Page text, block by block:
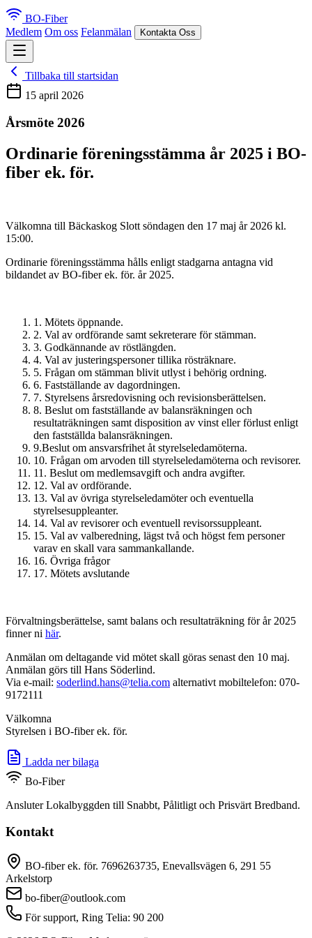
BO-Fiber
Medlem Om oss Felanmälan Kontakta Oss
Tillbaka till startsidan
15 april 2026
Årsmöte 2026
Ordinarie föreningsstämma år 2025 i BO-
fiber ek. för.
Välkomna till Bäckaskog Slott söndagen den 17 maj år 2026 kl.
15:00.
Ordinarie föreningsstämma hålls enligt stadgarna antagna vid
bildandet av BO-fiber ek. för. år 2025.
1. Mötets öppnande.
2. Val av ordförande samt sekreterare för stämman.
3. Godkännande av röstlängden.
4. Val av justeringspersoner tillika rösträknare.
5. Frågan om stämman blivit utlyst i behörig ordning.
6. Fastställande av dagordningen.
7. Styrelsens årsredovisning och revisionsberättelsen.
8. Beslut om fastställande av balansräkningen och
resultaträkningen samt disposition av vinst eller förlust enligt
den fastställda balansräkningen.
9.Beslut om ansvarsfrihet åt styrelseledamöterna.
10. Frågan om arvoden till styrelseledamöterna och revisorer.
11. Beslut om medlemsavgift och andra avgifter.
12. Val av ordförande.
13. Val av övriga styrelseledamöter och eventuella
styrelsesuppleanter.
14. Val av revisorer och eventuell revisorssuppleant.
15. Val av valberedning, lägst två och högst fem personer
varav en skall vara sammankallande.
16. Övriga frågor
17. Mötets avslutande
Förvaltningsberättelse, samt balans och resultaträkning för år 2025
finner ni här.
Anmälan om deltagande vid mötet skall göras senast den 10 maj.
Anmälan görs till Hans Söderlind.
Via e-mail: soderlind.hans@telia.com alternativt mobiltelefon: 070-
9172111
Välkomna
Styrelsen i BO-fiber ek. för.
Ladda ner bilaga
Bo-Fiber
Ansluter Lokalbyggden till Snabbt, Pålitligt och Prisvärt Bredband.
Kontakt
BO-fiber ek. för. 7696263735, Enevallsvägen 6, 291 55
Arkelstorp
bo-fiber@outlook.com
För support, Ring Telia: 90 200